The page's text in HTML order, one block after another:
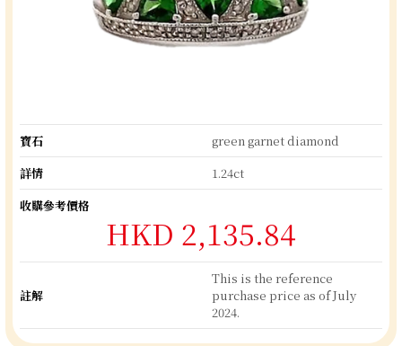
寶石
green garnet diamond
詳情
1.24ct
收購參考價格
HKD 2,135.84
註解
This is the reference
purchase price as of July
2024.